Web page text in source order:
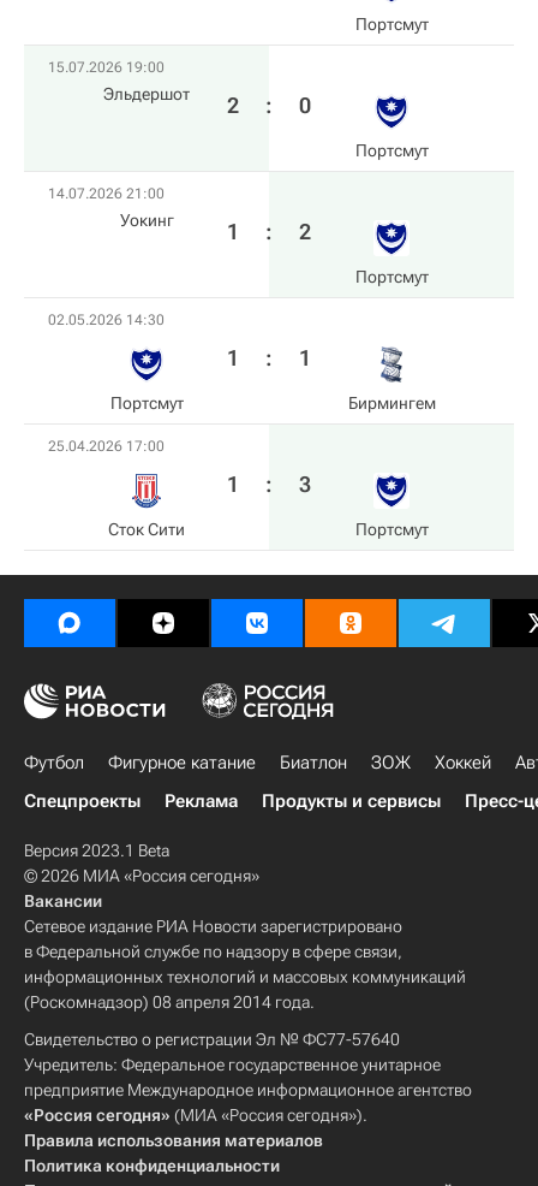
Пoртсмут
15.07.2026 19:00
Эльдершот 2 : 0
Пoртсмут
14.07.2026 21:00
Уокинг 1 : 2
Пoртсмут
02.05.2026 14:30
Пoртсмут
1 : 1
Бирмингем
25.04.2026 17:00
Сток Сити
1 : 3
Пoртсмут
Футбол Фигурное катание Биатлон ЗОЖ Хоккей
Спецпроекты
Реклама Продукты и сервисы Пресс-
Версия 2023.1 Beta
© 2026 МИА «Россия сегодня»
Вакансии
Сетевое издание РИА Новости зарегистрировано
в Федеральной службе по надзору в сфере связи,
информационных технологий и массовых коммуникаций
(Роскомнадзор) 08 апреля 2014 года.
Свидетельство о регистрации Эл № ФС77-57640
Учредитель: Федеральное государственное унитарное
предприятие Международное информационное агентство
«Россия сегодня» (МИА «Россия сегодня»).
Правила использования материалов
Политика конфиденциальности